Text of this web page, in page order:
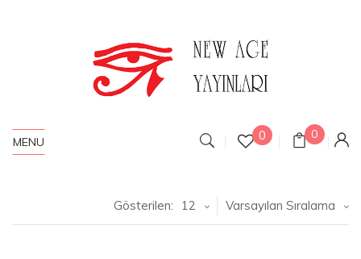
MENU 0 0
Varsayılan Sıralama
Gösterilen: 12